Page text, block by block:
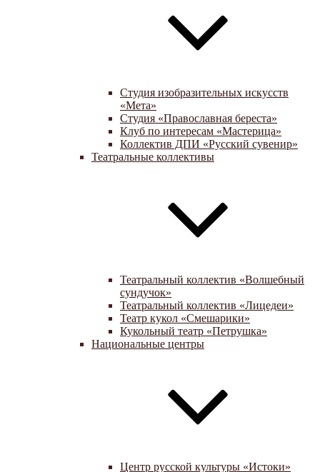
Студия изобразительных искусств
«Мета»
Студия «Православная береста»
Клуб по интересам «Мастерица»
Коллектив ДПИ «Русский сувенир»
Театральные коллективы
Театральный коллектив «Волшебный
сундучок»
Театральный коллектив «Лицедеи»
Театр кукол «Смешарики»
Кукольный театр «Петрушка»
Национальные центры
Центр русской культуры «Истоки»